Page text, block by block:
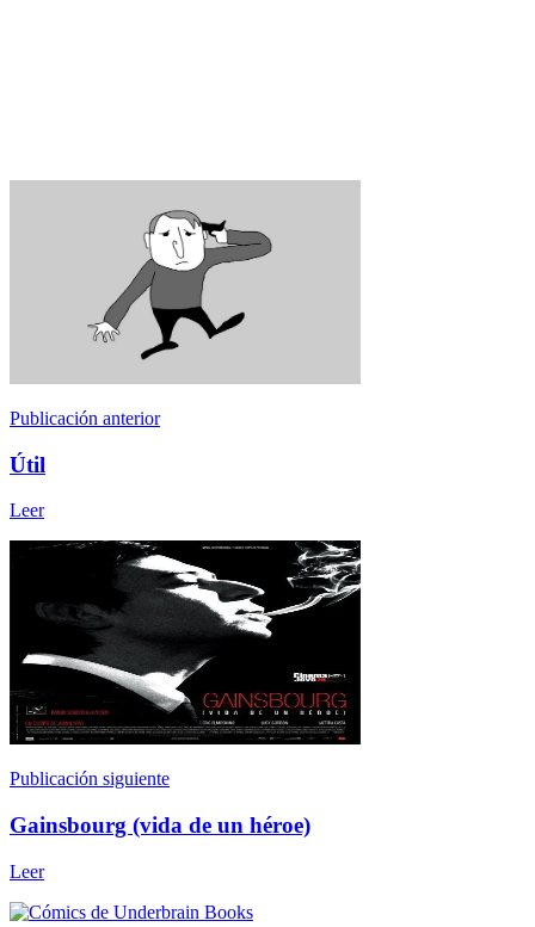
Publicación anterior
Útil
Leer
Publicación siguiente
Gainsbourg (vida de un héroe)
Leer